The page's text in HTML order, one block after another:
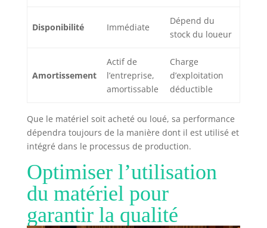
Disponibilité Immédiate
Dépend du
stock du loueur
Amortissement
Actif de
l’entreprise,
amortissable
Charge
d’exploitation
déductible
Que le matériel soit acheté ou loué, sa performance
dépendra toujours de la manière dont il est utilisé et
intégré dans le processus de production.
Optimiser l’utilisation
du matériel pour
garantir la qualité